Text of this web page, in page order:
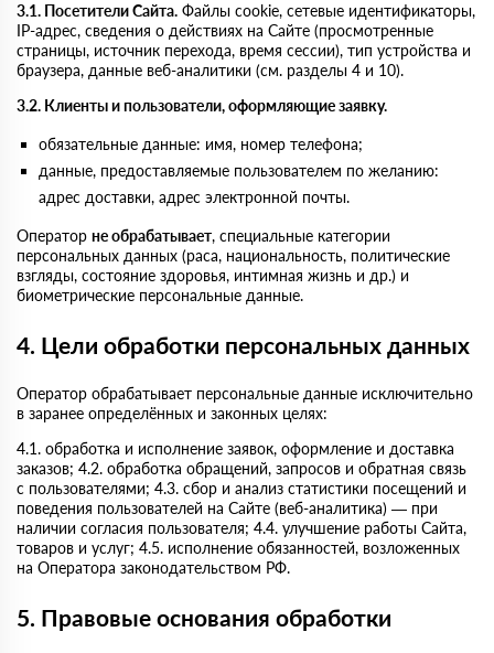
3.1. Посетители Сайта. Файлы cookie, сетевые идентификаторы,
IP-адрес, сведения о действиях на Сайте (просмотренные
страницы, источник перехода, время сессии), тип устройства и
браузера, данные веб-аналитики (см. разделы 4 и 10).
3.2. Клиенты и пользователи, оформляющие заявку.
обязательные данные: имя, номер телефона;
данные, предоставляемые пользователем по желанию:
адрес доставки, адрес электронной почты.
Оператор не обрабатывает, специальные категории
персональных данных (раса, национальность, политические
взгляды, состояние здоровья, интимная жизнь и др.) и
биометрические персональные данные.
4. Цели обработки персональных данных
Оператор обрабатывает персональные данные исключительно
в заранее определённых и законных целях:
4.1. обработка и исполнение заявок, оформление и доставка
заказов; 4.2. обработка обращений, запросов и обратная связь
с пользователями; 4.3. сбор и анализ статистики посещений и
поведения пользователей на Сайте (веб-аналитика) — при
наличии согласия пользователя; 4.4. улучшение работы Сайта,
товаров и услуг; 4.5. исполнение обязанностей, возложенных
на Оператора законодательством РФ.
5. Правовые основания обработки